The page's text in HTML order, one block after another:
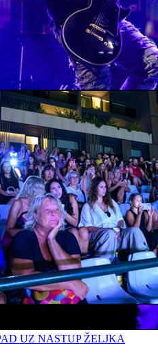
UZ NASTUP ŽELJKA